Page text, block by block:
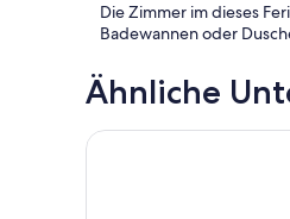
Die Zimmer im dieses
Badewannen oder
Ähnliche
La Portilla, 2 bis 5